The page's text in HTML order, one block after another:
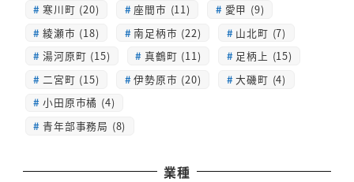
寒川町 (20)
座間市 (11)
愛甲 (9)
綾瀬市 (18)
南足柄市 (22)
山北町 (7)
湯河原町 (15)
真鶴町 (11)
足柄上 (15)
二宮町 (15)
伊勢原市 (20)
大磯町 (4)
小田原市橘 (4)
青年部事務局 (8)
業種